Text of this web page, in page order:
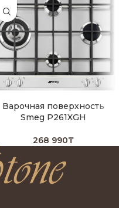
Варочная поверхность
Smeg P261XGH
268 990₸